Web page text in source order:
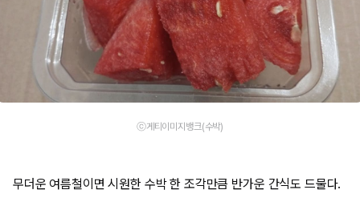
ⓒ게티이미지뱅크(수박)
무더운 여름철이면 시원한 수박 한 조각만큼 반가운 간식도 드물다.